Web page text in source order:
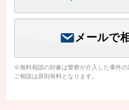
メールで
※無料相談の対象は警察が介入した事件
ご相談は原則有料となります。